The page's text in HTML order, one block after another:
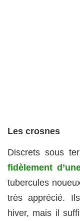
Les crosnes
Discrets sous
fidèlement
tubercules
très apprécié.
hiver, mais il